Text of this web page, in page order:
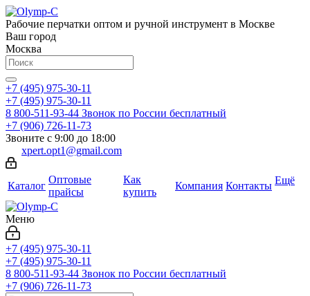
Рабочие перчатки оптом и ручной инструмент в Москве
Ваш город
Москва
+7 (495) 975-30-11
+7 (495) 975-30-11
8 800-511-93-44 Звонок по России бесплатный
+7 (906) 726-11-73
Звоните с 9:00 до 18:00
xpert.opt1@gmail.com
Каталог
Оптовые
прайсы
Как
купить
Компания Контакты Ещё
Меню
+7 (495) 975-30-11
+7 (495) 975-30-11
8 800-511-93-44 Звонок по России бесплатный
+7 (906) 726-11-73